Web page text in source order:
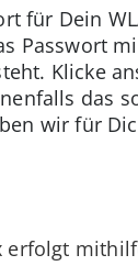
für Dein
Passwort
Klicke
das
wir für
erfolgt